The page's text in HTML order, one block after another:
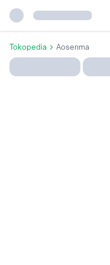
Tokopedia Aosenma